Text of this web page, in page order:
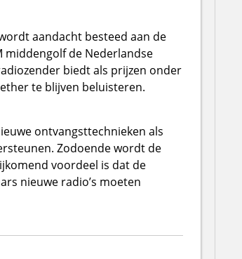
aandacht besteed aan de
middengolf de Nederlandse
biedt als prijzen onder
te blijven beluisteren.
ontvangsttechnieken als
Zodoende wordt de
voordeel is dat de
nieuwe radio’s moeten